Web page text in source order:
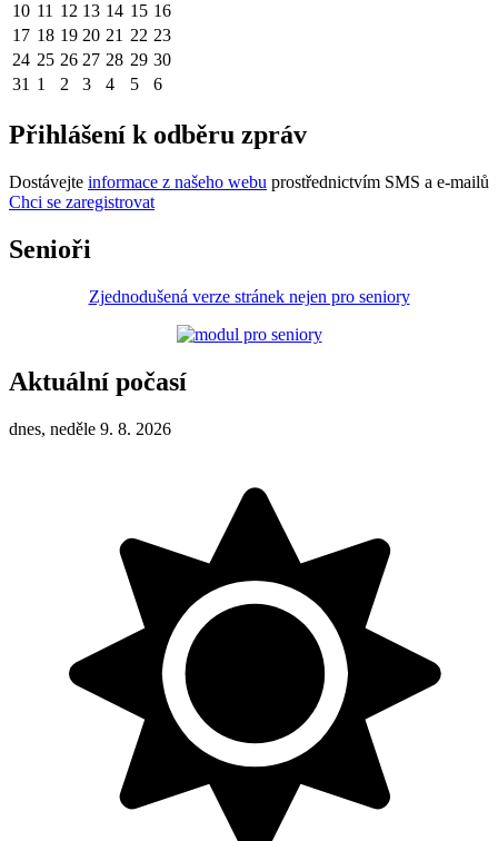
10 11 12 13 14 15 16
17 18 19 20 21 22 23
24 25 26 27 28 29 30
31 1 2 3 4 5 6
Přihlášení k odběru zpráv
Dostávejte informace z našeho webu prostřednictvím SMS a e-mailů
Chci se zaregistrovat
Senioři
Zjednodušená verze stránek nejen pro seniory
Aktuální počasí
dnes, neděle 9. 8. 2026